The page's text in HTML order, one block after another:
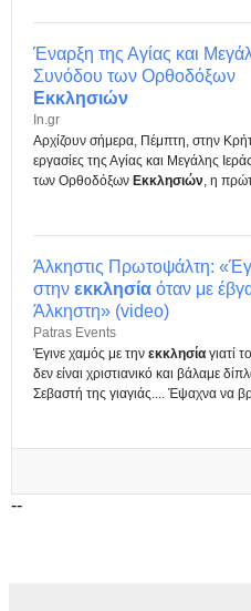
Έναρξη της Αγίας και
Συνόδου των Ορθοδόξων
Εκκλησιών
In.gr
Αρχίζουν σήμερα, Πέμπτη, στην
εργασίες της Αγίας και Μεγάλης
των Ορθοδόξων Εκκλησιών , η
Άλκηστις Πρωτοψάλτη:
στην εκκλησία όταν με
Άλκηστη» (video)
Patras Events
Έγινε χαμός με την εκκλησία γιατί
δεν είναι χριστιανικό και βάλαμε
Σεβαστή της γιαγιάς.... Έψαχνα να
--